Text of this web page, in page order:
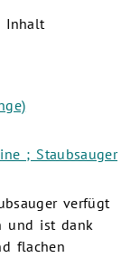
Inhalt
; Staubsauger
verfügt
und ist dank
flachen